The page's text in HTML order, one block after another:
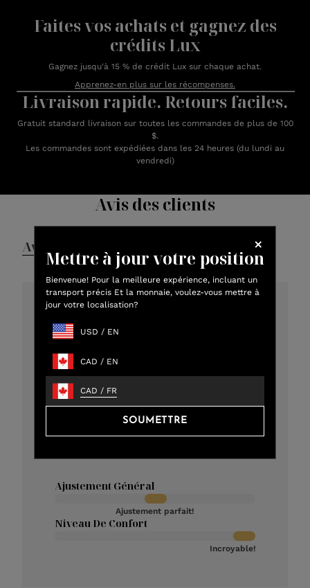
Mettre à jour votre position
Bienvenue! Pour la meilleure expérience, incluant un
transport précis Et la monnaie, voulez-vous mettre à
jour votre localisation?
USD / EN
CAD / EN
CAD / FR
SOUMETTRE
Faites vos achats et gagnez des
crédits Lux
Gagnez jusqu'à 15 % de crédit Lux sur chaque achat.
Apprenez-en plus sur les récompenses.
Livraison rapide. Retours faciles.
Gratuit standard livraison sur toutes les commandes de plus de 100
$.
Les commandes sont expédiées dans les 24 heures (du lundi au
vendredi)
Avis des clients
Avis
4.8
5
4
3
1
2
Ajustement Général
Ajustement parfait!
Niveau De Confort
Incroyable!